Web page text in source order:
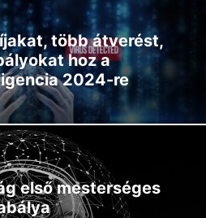
több átverést,
hoz a
2024-re
első mesterséges